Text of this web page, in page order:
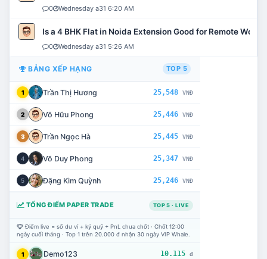
0 Wednesday a31 6:20 AM
Is a 4 BHK Flat in Noida Extension Good for Remote Work?
0 Wednesday a31 5:26 AM
BẢNG XẾP HẠNG TOP 5
1 Trần Thị Hương 25,548 VNĐ
2 Võ Hữu Phong 25,446 VNĐ
3 Trần Ngọc Hà 25,445 VNĐ
4 Võ Duy Phong 25,347 VNĐ
5 Đặng Kim Quỳnh 25,246 VNĐ
TỔNG ĐIỂM PAPER TRADE TOP 5 · LIVE
Điểm live = số dư ví + ký quỹ + PnL chưa chốt · Chốt 12:00
ngày cuối tháng · Top 1 trên 20.000 đ nhận 30 ngày VIP Whale.
1 Demo123 10.115 đ